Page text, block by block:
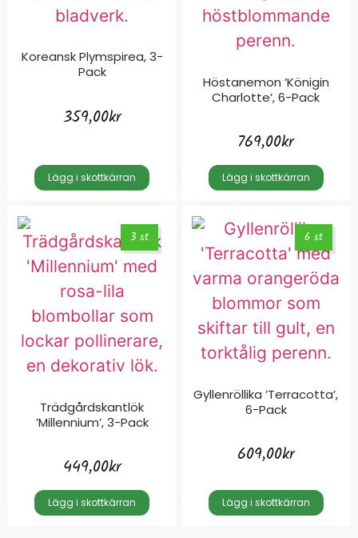
Koreansk Plymspirea, 3-
Pack
359,00kr
Lägg i skottkärran
Höstanemon ’Königin
Charlotte’, 6-Pack
769,00kr
Lägg i skottkärran
3 st
Trädgårdskantlök
’Millennium’, 3-Pack
449,00kr
Lägg i skottkärran
6 st
Gyllenröllika ’Terracotta’,
6-Pack
609,00kr
Lägg i skottkärran